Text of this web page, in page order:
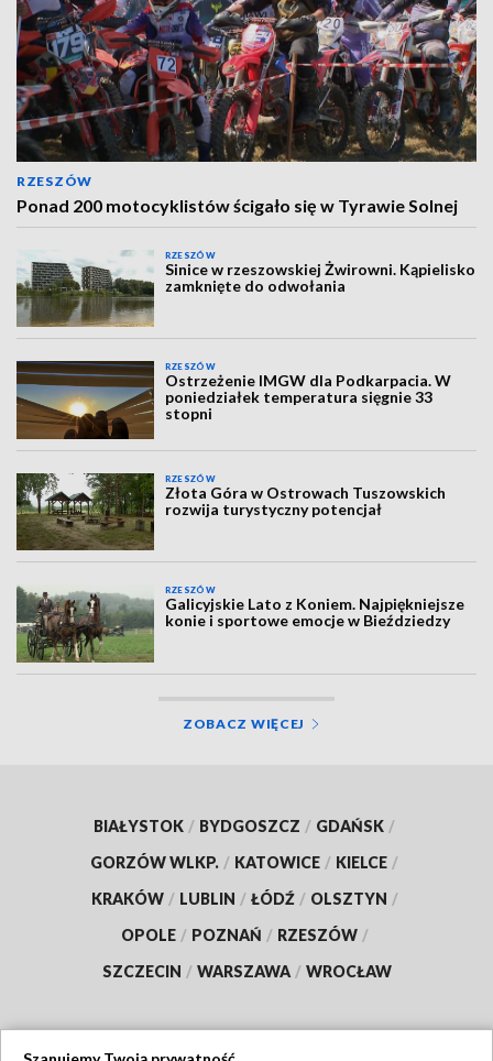
RZESZÓW
Ponad 200 motocyklistów ścigało się w Tyrawie Solnej
RZESZÓW
Sinice w rzeszowskiej Żwirowni. Kąpielisko
zamknięte do odwołania
RZESZÓW
Ostrzeżenie IMGW dla Podkarpacia. W
poniedziałek temperatura sięgnie 33
stopni
RZESZÓW
Złota Góra w Ostrowach Tuszowskich
rozwija turystyczny potencjał
RZESZÓW
Galicyjskie Lato z Koniem. Najpiękniejsze
konie i sportowe emocje w Bieździedzy
ZOBACZ WIĘCEJ
BIAŁYSTOK / BYDGOSZCZ / GDAŃSK /
GORZÓW WLKP. / KATOWICE / KIELCE /
KRAKÓW / LUBLIN / ŁÓDŹ / OLSZTYN /
OPOLE / POZNAŃ / RZESZÓW /
SZCZECIN / WARSZAWA / WROCŁAW